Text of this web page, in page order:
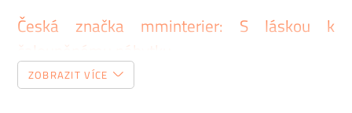
Česká značka mminterier: S láskou k
čalouněnému nábytku
Precizní řemeslné zpracování a výběr materiálů, to staví
ZOBRAZIT VÍCE